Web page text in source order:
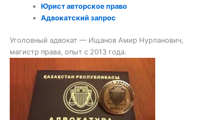
Юрист авторское право
Адвокатский запрос
Уголовный адвокат — Ищанов Амир Нурланович,
магистр права, опыт с 2013 года.